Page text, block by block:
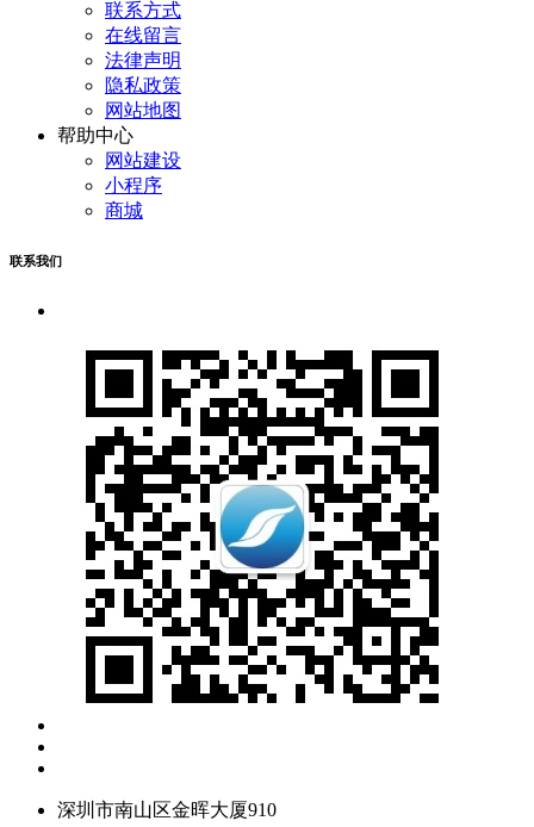
联系方式
在线留言
法律声明
隐私政策
网站地图
帮助中心
网站建设
小程序
商城
联系我们
深圳市南山区金晖大厦910